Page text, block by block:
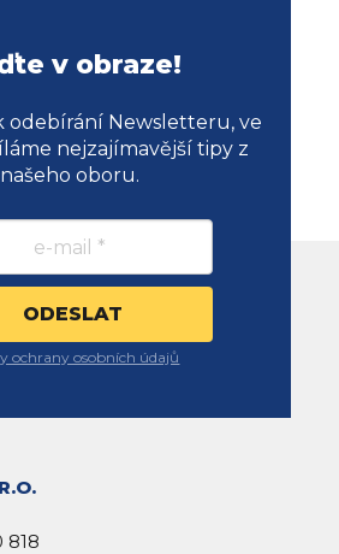
v obraze!
odebírání Newsletteru, ve
nejzajímavější tipy z
našeho oboru.
ochrany osobních údajů
818